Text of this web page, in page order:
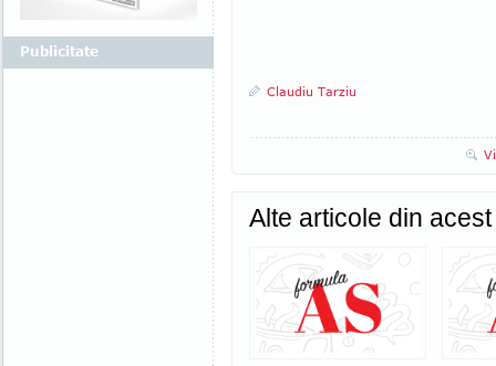
Claudiu Tarziu
Alte articole din
Publicitate